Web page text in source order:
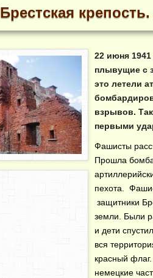
Брестская
22 июня
плывущие с
это летели
взрывов.
первыми
Фашисты
Прошла
пехота.
защитники
земли. Были
и дети
вся
красный флаг.
немецкие